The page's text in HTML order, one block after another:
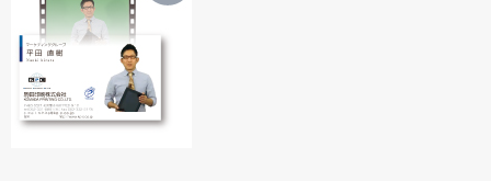
お問い合わせ
サイトマップ